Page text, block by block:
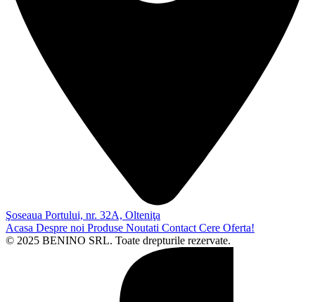
Şoseaua Portului, nr. 32A, Olteniţa
Acasa Despre noi Produse Noutati Contact Cere Oferta!
© 2025 BENINO SRL. Toate drepturile rezervate.